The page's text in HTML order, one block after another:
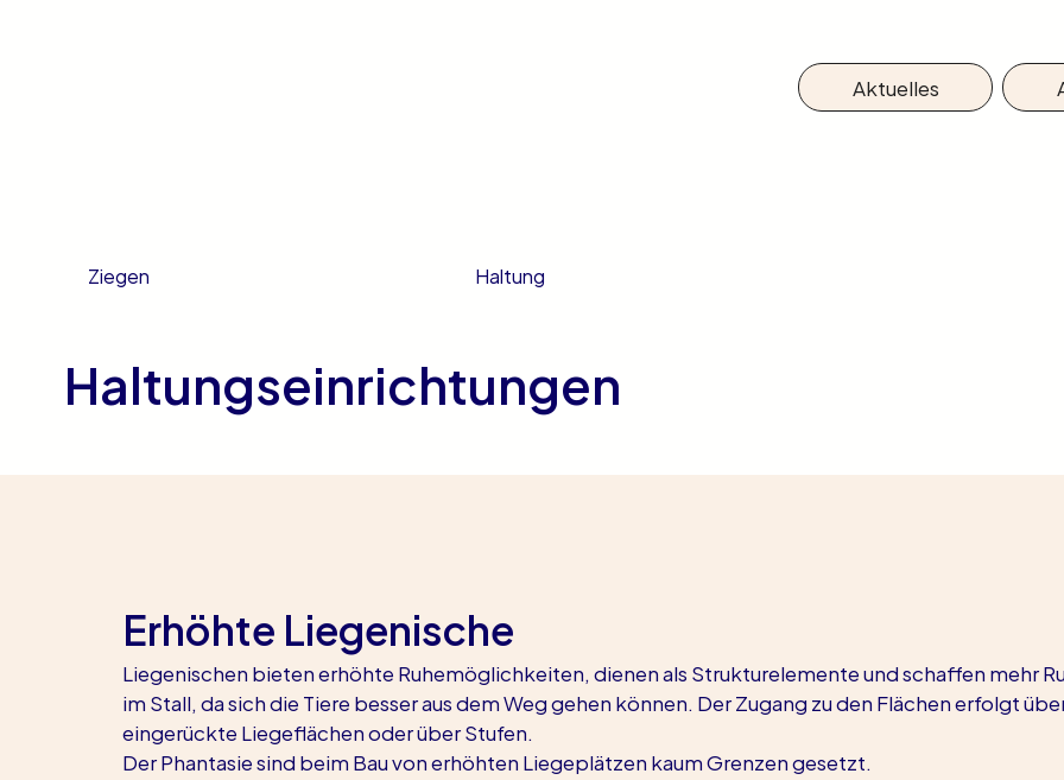
Aktuelles
Ziegen Haltung
Haltungseinrichtungen
Erhöhte Liegenische
Liegenischen bieten erhöhte Ruhemöglichkeiten, dienen als Strukturelemente und schaffen mehr
im Stall, da sich die Tiere besser aus dem Weg gehen können. Der Zugang zu den Flächen erfolgt
eingerückte Liegeflächen oder über Stufen.
Der Phantasie sind beim Bau von erhöhten Liegeplätzen kaum Grenzen gesetzt.